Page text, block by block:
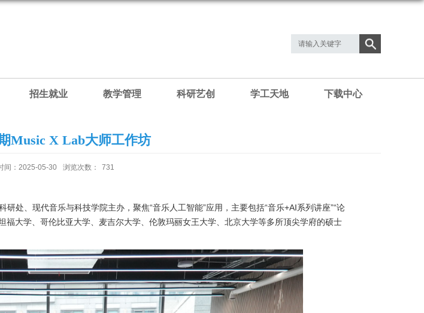
招生就业 教学管理 科研艺创 学工天地 下载中心
Music X Lab大师工作坊
间：2025-05-30 浏览次数： 731
处、现代音乐与科技学院主办，聚焦“音乐人工智能”应用，主要包括“音乐+AI系列讲座”“论
福大学、哥伦比亚大学、麦吉尔大学、伦敦玛丽女王大学、北京大学等多所顶尖学府的硕士